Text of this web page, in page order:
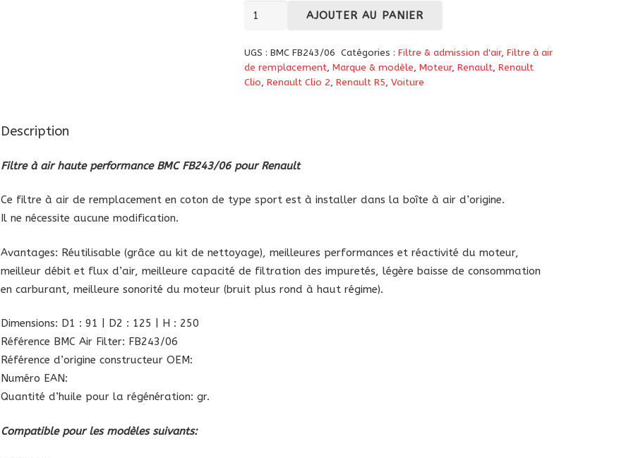
quantité
à
air
pour
AJOUTER AU PANIER
UGS : BMC FB243/06 Catégories :Filtre & admission d'air,Filtre à air
de remplacement, Marque & modèle, Moteur, Renault, Renault
Clio, Renault Clio 2, Renault R5, Voiture
Description
Filtre à air haute performance BMC FB243/06 pour Renault
Ce filtre à air de remplacement en coton de type sport est à installer dans la boîte à air d’origine.
Il ne nécessite aucune modification.
Avantages: Réutilisable (grâce au kit de nettoyage), meilleures performances et réactivité du moteur,
meilleur débit et flux d’air, meilleure capacité de filtration des impuretés, légère baisse de consommation
en carburant, meilleure sonorité du moteur (bruit plus rond à haut régime).
Dimensions: D1 : 91 | D2 : 125 | H : 250
Référence BMC Air Filter: FB243/06
Référence d’origine constructeur OEM:
Numéro EAN:
Quantité d’huile pour la régénération: gr.
Compatible pour les modèles suivants: